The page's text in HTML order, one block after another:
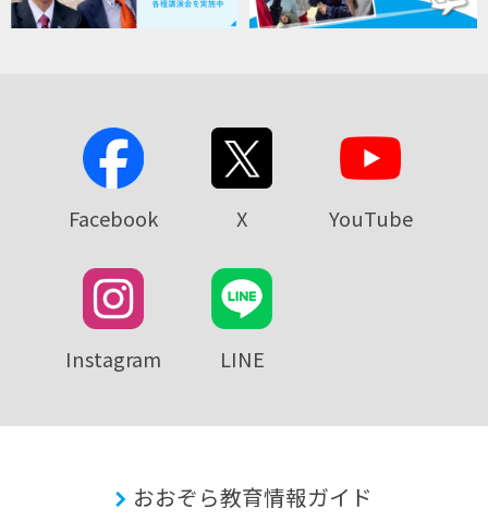
Facebook X YouTube
Instagram LINE
おおぞら教育情報ガイド